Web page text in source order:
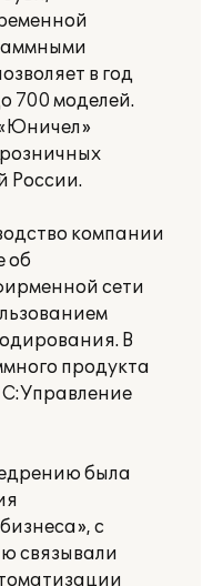
в год
700 моделей.
России.
компании
об
сети
В
продукта
была
с
связывали